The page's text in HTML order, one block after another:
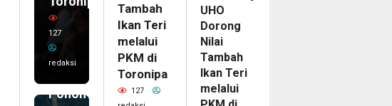
127
redaksi
Delegasi
UCLG
ASPAC
2026
Pohon
Tambah
Ikan Teri
melalui
PKM di
Toronipa
127
UHO
Dorong
Nilai
Tambah
Ikan Teri
melalui